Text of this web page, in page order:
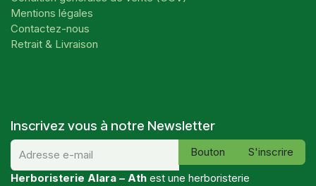
Mentions légales
Contactez-nous
Retrait & Livraison
Inscrivez vous à notre Newsletter
Bouton
S'inscrire
Herboristerie Alara – Ath est une herboristerie